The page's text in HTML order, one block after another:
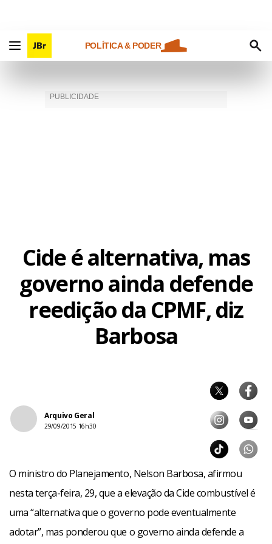
POLÍTICA & PODER
Cide é alternativa, mas
governo ainda defende
reedição da CPMF, diz
Barbosa
Arquivo Geral
29/09/2015 16h30
O ministro do Planejamento, Nelson Barbosa, afirmou
nesta terça-feira, 29, que a elevação da Cide combustível é
uma “alternativa que o governo pode eventualmente
adotar”, mas ponderou que o governo ainda defende a